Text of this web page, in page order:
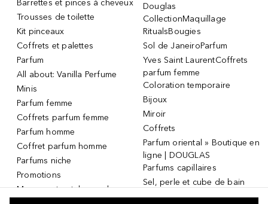
Barrettes et pinces à cheveux
Trousses de toilette
Kit pinceaux
Coffrets et palettes
Parfum
All about: Vanilla Perfume
Minis
Parfum femme
Coffrets parfum femme
Parfum homme
Coffret parfum homme
Parfums niche
Promotions
Masque et patch pour les
Douglas
CollectionMaquillage
RitualsBougies
Sol de JaneiroParfum
Yves Saint LaurentCoffrets
parfum femme
Coloration temporaire
Bijoux
Miroir
Coffrets
Parfum oriental » Boutique en
ligne | DOUGLAS
Parfums capillaires
Sel, perle et cube de bain
Dermaroller